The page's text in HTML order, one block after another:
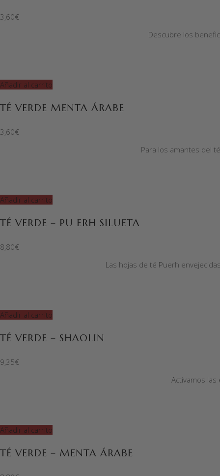
3,60€
Descubre los
Añadir al carrito
TÉ VERDE MENTA ÁRABE
3,60€
Para los amantes del
Añadir al carrito
TÉ VERDE – PU ERH SILUETA
8,80€
Las hojas de té Puerh
Añadir al carrito
TÉ VERDE – SHAOLIN
9,35€
Activamos
Añadir al carrito
TÉ VERDE – MENTA ÁRABE